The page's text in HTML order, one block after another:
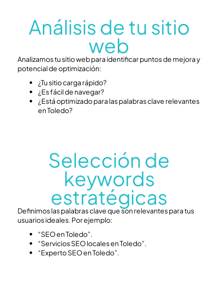
Análisis de tu sitio
web
Analizamos tu sitio web para identificar puntos de mejora y
potencial de optimización:
¿Tu sitio carga rápido?
¿Es fácil de navegar?
¿Está optimizado para las palabras clave relevantes
en Toledo?
Selección de
keywords
estratégicas
Definimos las palabras clave que son relevantes para tus
usuarios ideales. Por ejemplo:
“SEO en Toledo”.
“Servicios SEO locales en Toledo”.
“Experto SEO en Toledo”.